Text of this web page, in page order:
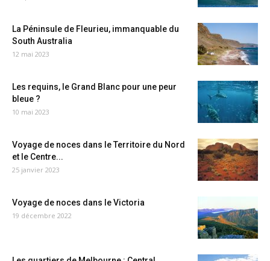
La Péninsule de Fleurieu, immanquable du
South Australia
12 mai 2023
Les requins, le Grand Blanc pour une peur
bleue ?
10 mai 2023
Voyage de noces dans le Territoire du Nord
et le Centre...
25 janvier 2023
Voyage de noces dans le Victoria
19 décembre 2022